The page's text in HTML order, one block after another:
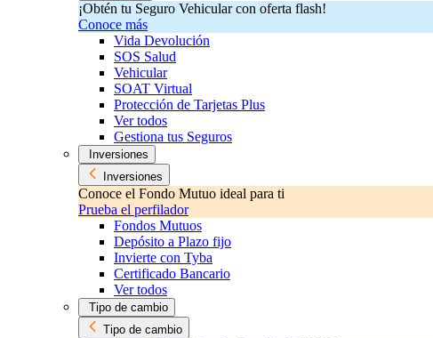
¡Obtén tu Seguro Vehicular con oferta flash!
Conoce más
Vida Devolución
SOS Salud
Vehicular
SOAT Virtual
Protección de Tarjetas Plus
Ver todos
Gestiona tus Seguros
Inversiones
Inversiones
Conoce el Fondo Mutuo ideal para ti
Prueba el perfilador
Fondos Mutuos
Depósito a Plazo fijo
Invierte con Tyba
Certificado Bancario
Ver todos
Tipo de cambio
Tipo de cambio